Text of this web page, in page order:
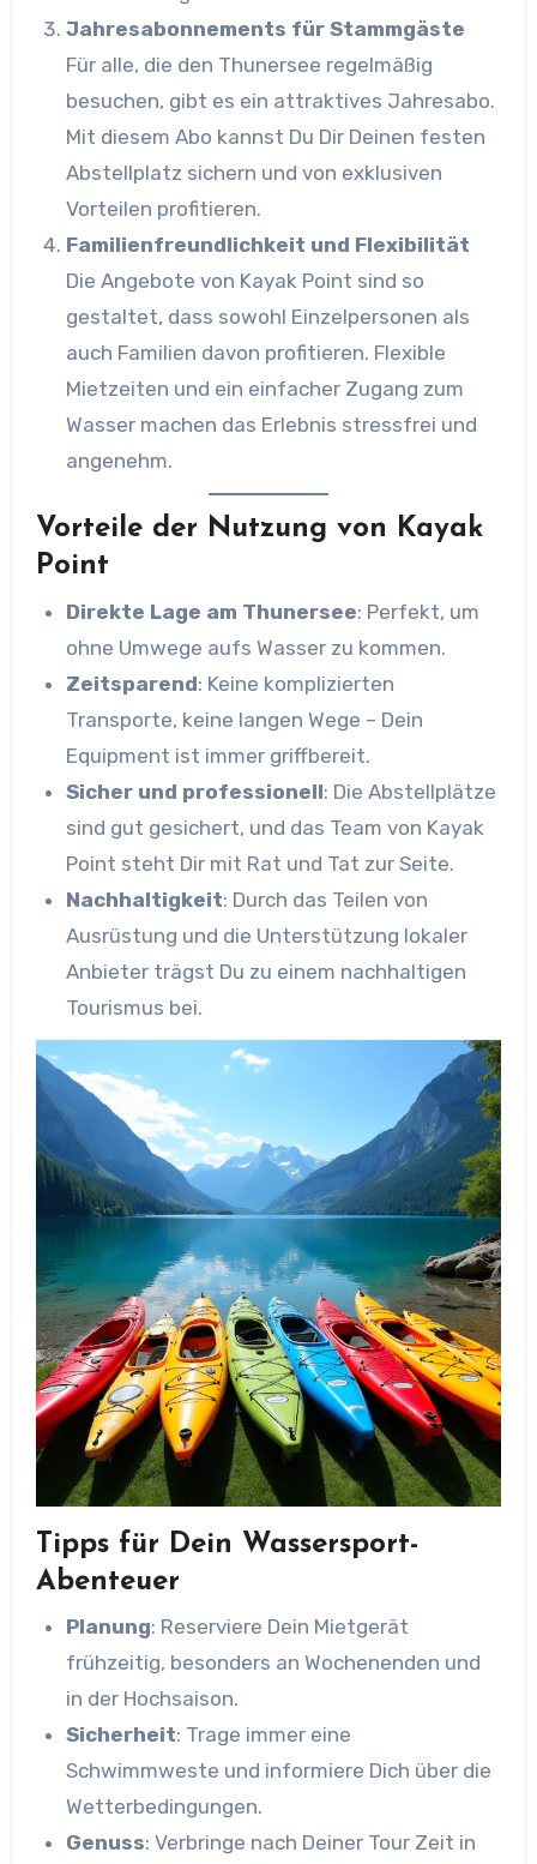
Jahresabonnements für Stammgäste
Für alle, die den Thunersee regelmäßig
besuchen, gibt es ein attraktives Jahresabo.
Mit diesem Abo kannst Du Dir Deinen festen
Abstellplatz sichern und von exklusiven
Vorteilen profitieren.
Familienfreundlichkeit und Flexibilität
Die Angebote von Kayak Point sind so
gestaltet, dass sowohl Einzelpersonen als
auch Familien davon profitieren. Flexible
Mietzeiten und ein einfacher Zugang zum
Wasser machen das Erlebnis stressfrei und
angenehm.
Vorteile der Nutzung von Kayak
Point
Direkte Lage am Thunersee: Perfekt, um
ohne Umwege aufs Wasser zu kommen.
Zeitsparend: Keine komplizierten
Transporte, keine langen Wege – Dein
Equipment ist immer griffbereit.
Sicher und professionell: Die Abstellplätze
sind gut gesichert, und das Team von Kayak
Point steht Dir mit Rat und Tat zur Seite.
Nachhaltigkeit: Durch das Teilen von
Ausrüstung und die Unterstützung lokaler
Anbieter trägst Du zu einem nachhaltigen
Tourismus bei.
Tipps für Dein Wassersport-
Abenteuer
Planung: Reserviere Dein Mietgerät
frühzeitig, besonders an Wochenenden und
in der Hochsaison.
Sicherheit: Trage immer eine
Schwimmweste und informiere Dich über die
Wetterbedingungen.
Genuss: Verbringe nach Deiner Tour Zeit in